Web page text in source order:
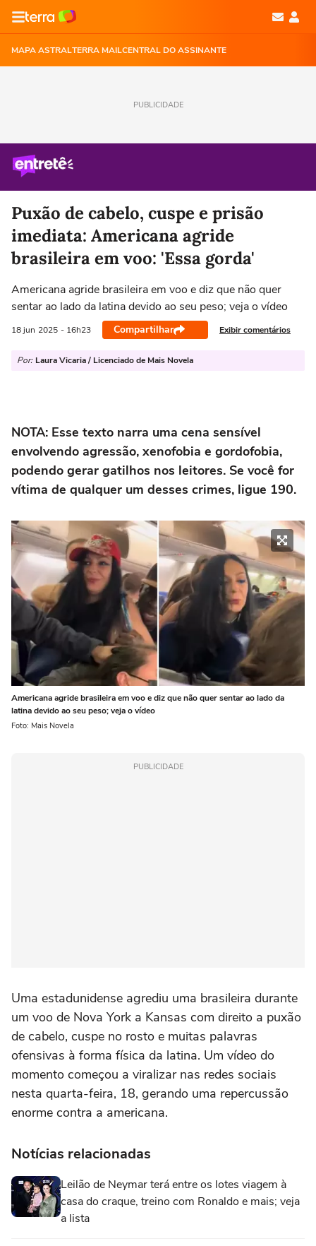
MAPA ASTRALTERRA MAILCENTRAL DO ASSINANTE
PUBLICIDADE
Puxão de cabelo, cuspe e prisão
imediata: Americana agride
brasileira em voo: 'Essa gorda'
Americana agride brasileira em voo e diz que não quer
sentar ao lado da latina devido ao seu peso; veja o vídeo
18 jun 2025 - 16h23 Compartilhar Exibir comentários
Por: Laura Vicaria / Licenciado de Mais Novela
NOTA: Esse texto narra uma cena sensível
envolvendo agressão, xenofobia e gordofobia,
podendo gerar gatilhos nos leitores. Se você for
vítima de qualquer um desses crimes, ligue 190.
Americana agride brasileira em voo e diz que não quer sentar ao lado da
latina devido ao seu peso; veja o vídeo
Foto: Mais Novela
PUBLICIDADE
Uma estadunidense agrediu uma brasileira durante
um voo de Nova York a Kansas com direito a puxão
de cabelo, cuspe no rosto e muitas palavras
ofensivas à forma física da latina. Um vídeo do
momento começou a viralizar nas redes sociais
nesta quarta-feira, 18, gerando uma repercussão
enorme contra a americana.
Notícias relacionadas
Leilão de Neymar terá entre os lotes viagem à
casa do craque, treino com Ronaldo e mais; veja
a lista